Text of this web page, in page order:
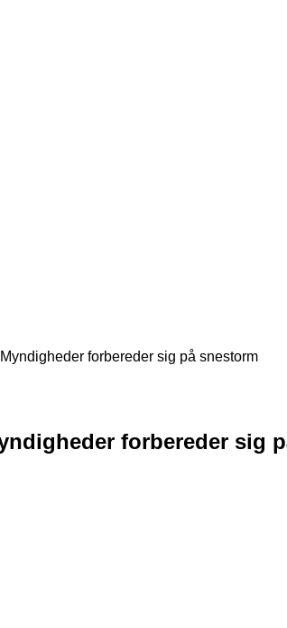
forbereder sig på snestorm
forbereder sig